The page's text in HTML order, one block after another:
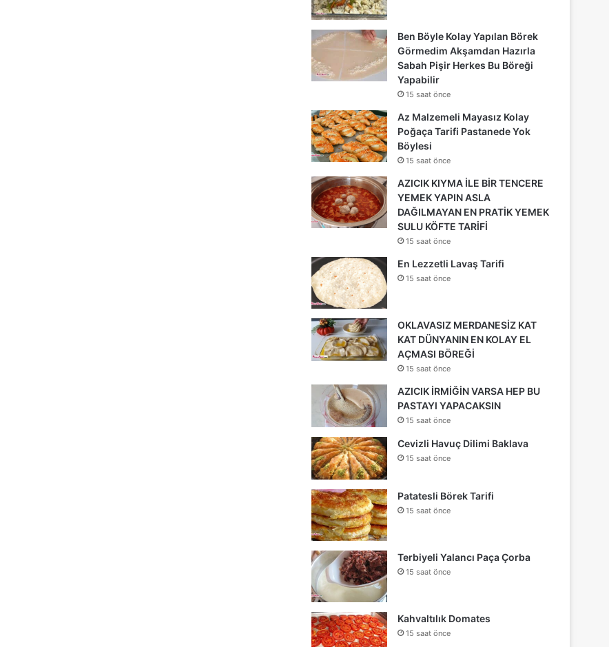
Ben Böyle Kolay Yapılan Börek
Görmedim Akşamdan Hazırla
Sabah Pişir Herkes Bu Böreği
Yapabilir
15 saat önce
Az Malzemeli Mayasız Kolay
Poğaça Tarifi Pastanede Yok
Böylesi
15 saat önce
AZICIK KIYMA İLE BİR TENCERE
YEMEK YAPIN ASLA
DAĞILMAYAN EN PRATİK YEMEK
SULU KÖFTE TARİFİ
15 saat önce
En Lezzetli Lavaş Tarifi
15 saat önce
OKLAVASIZ MERDANESİZ KAT
KAT DÜNYANIN EN KOLAY EL
AÇMASI BÖREĞİ
15 saat önce
AZICIK İRMİĞİN VARSA HEP BU
PASTAYI YAPACAKSIN
15 saat önce
Cevizli Havuç Dilimi Baklava
15 saat önce
Patatesli Börek Tarifi
15 saat önce
Terbiyeli Yalancı Paça Çorba
15 saat önce
Kahvaltılık Domates
15 saat önce